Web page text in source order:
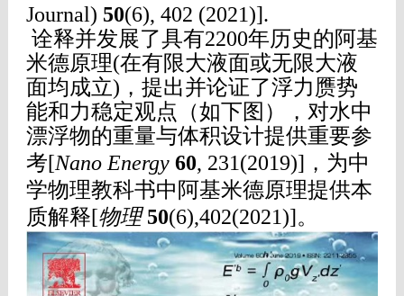
Journal) 50(6), 402 (2021)].
诠释并发展了具有2200年历史的阿基
米德原理(在有限大液面或无限大液
面均成立)，提出并论证了浮力赝势
能和力稳定观点（如下图），对水中
漂浮物的重量与体积设计提供重要参
考[Nano Energy 60, 231(2019)]， 为中
学物理教科书中阿基米德原理提供本
质解释[物理 50(6),402(2021)]。